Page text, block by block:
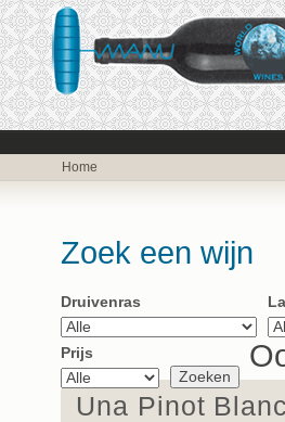
Home
Zoek een wijn
Druivenras
Prijs
Una Pinot